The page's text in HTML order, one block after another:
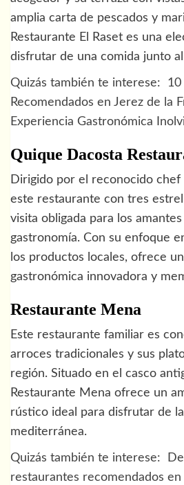
amplia carta de pescados y
Restaurante El Raset es una
disfrutar de una comida junto
Quizás también te interese:
10
Recomendados en Jerez de la
Experiencia Gastronómica
Quique Dacosta
Dirigido por el reconocido chef
este restaurante con tres
visita obligada para los
gastronomía. Con su enfoque
los productos locales, ofrece
gastronómica innovadora y
Restaurante Mena
Este restaurante familiar es
arroces tradicionales y sus
región. Situado en el casco
Restaurante Mena ofrece un
rústico ideal para disfrutar de
mediterránea.
Quizás también te interese:
restaurantes recomendados